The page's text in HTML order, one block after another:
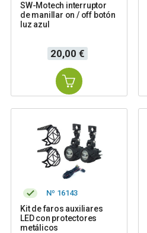
SW-Motech interruptor
de manillar on / off botón
luz azul
Precio
20,00 €
Nº 16143
Kit de faros auxiliares
LED con protectores
metálicos